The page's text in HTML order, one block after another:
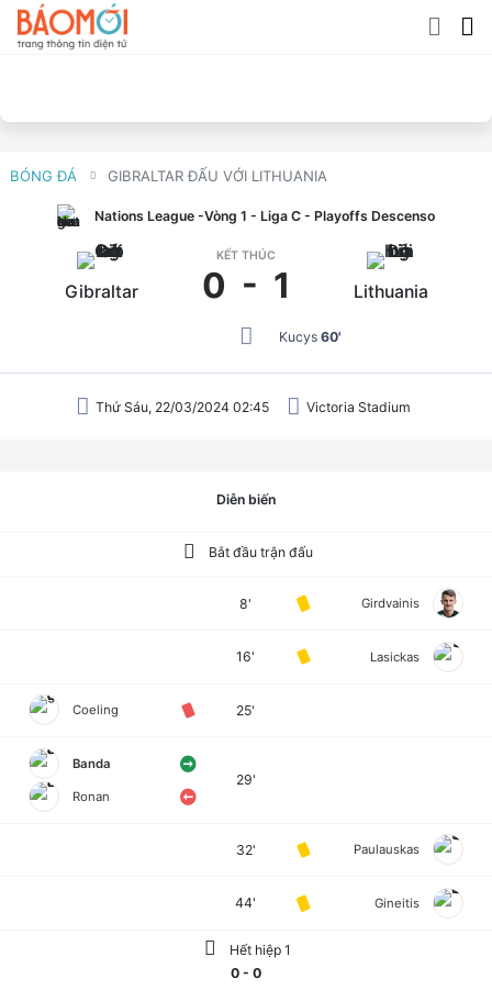
BÓNG ĐÁ GIBRALTAR ĐẤU VỚI LITHUANIA
Nations League -Vòng 1 - Liga C - Playoffs Descenso
Gibraltar
KẾT THÚC
0 - 1 Lithuania
Kucys 60'
Thứ Sáu, 22/03/2024 02:45 Victoria Stadium
Diễn biến
Bắt đầu trận đấu
8' Girdvainis
16' Lasickas
Coeling 25'
Banda
Ronan
29'
32' Paulauskas
44' Gineitis
Hết hiệp 1
0 - 0